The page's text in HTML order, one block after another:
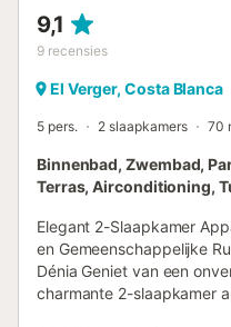
9,1
9 recensies
El Verger, Costa Blanca
5 pers. 2 slaapkamers 70
Binnenbad, Zwembad,
Terras, Airconditioning,
Elegant 2-Slaapkamer
en Gemeenschappelijke
Dénia Geniet van een
charmante 2-slaapkamer